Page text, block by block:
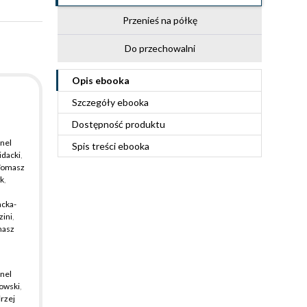
Przenieś na półkę
Do przechowalni
Opis ebooka
Szczegółyebooka
Dostępność produktu
Spis treściebooka
,
,
,
,